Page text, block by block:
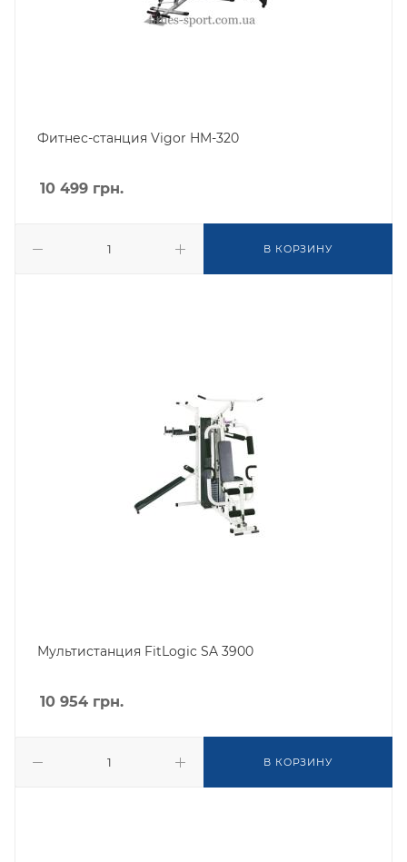
Фитнес-станция Vigor HM-320
10 499 грн.
В КОРЗИНУ
Мультистанция FitLogic SA 3900
10 954 грн.
В КОРЗИНУ